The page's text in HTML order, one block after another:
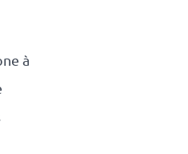
à